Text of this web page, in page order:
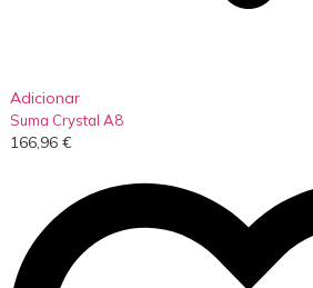
Adicionar
Suma Crystal A8
166,96 €